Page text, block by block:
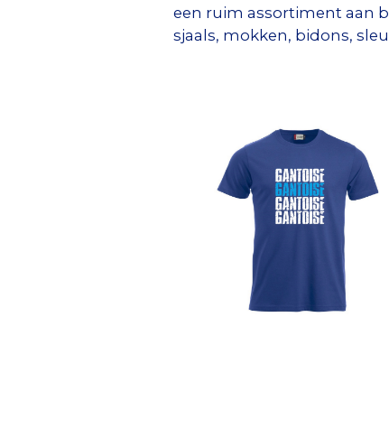
een ruim assortiment aan
sjaals, mokken, bidons,